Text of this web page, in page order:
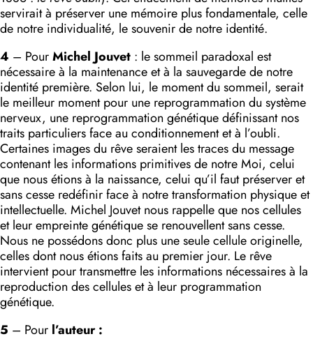
servirait à préserver une mé­moire plus fondamentale, celle
de notre individualité, le souvenir de notre identité.
4 – PourMichel Jouvet : le sommeil paradoxal est
nécessaire à la maintenance et à la sauvegarde de notre
identité première. Selon lui, le moment du sommeil, serait
le meilleur moment pour une reprogrammation du système
nerveux, une reprogrammation génétique définissant nos
traits particuliers face au conditionnement et à l’oubli.
Certaines images du rêve seraient les traces du message
contenant les informations primitives de notre Moi, celui
que nous étions à la naissance, celui qu’il faut préserver et
sans cesse redéfinir face à notre transformation physique et
intellectuelle. Michel Jouvet nous rappelle que nos cellules
et leur empreinte géné­tique se renouvellent sans cesse.
Nous ne possédons donc plus une seule cellule originelle,
celles dont nous étions faits au pre­mier jour. Le rêve
intervient pour transmettre les informations nécessaires à la
reproduction des cellules et à leur program­mation
génétique.
5 – Pour l’auteur :